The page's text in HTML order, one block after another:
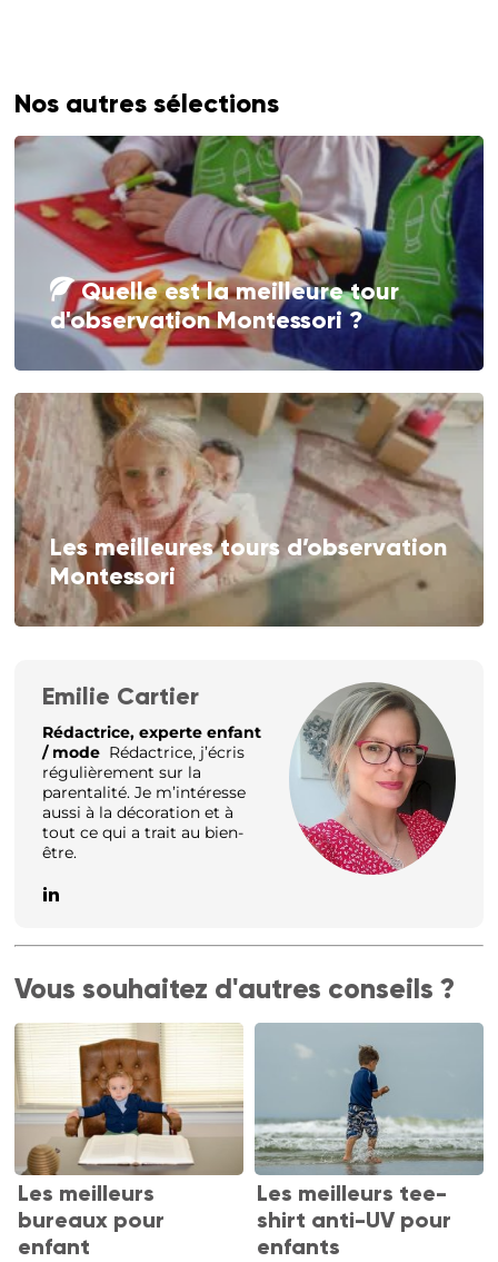
Nos autres sélections
Quelle est la meilleure tour
d'observation Montessori ?
Les meilleures tours d’observation
Montessori
Emilie Cartier
Rédactrice, experte enfant
/ mode Rédactrice, j’écris
régulièrement sur la
parentalité. Je m’intéresse
aussi à la décoration et à
tout ce qui a trait au bien-
être.
Vous souhaitez d'autres conseils ?
Les meilleurs
bureaux pour
enfant
Les meilleurs tee-
shirt anti-UV pour
enfants